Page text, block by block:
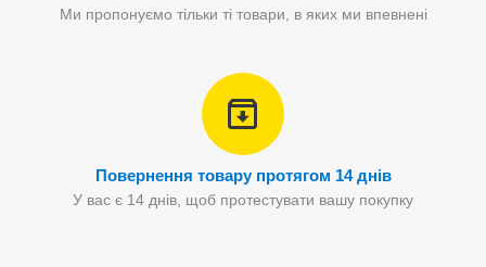
Ми пропонуємо тільки ті товари, в яких ми впевнені
Повернення товару протягом 14 днів
У вас є 14 днів, щоб протестувати вашу покупку